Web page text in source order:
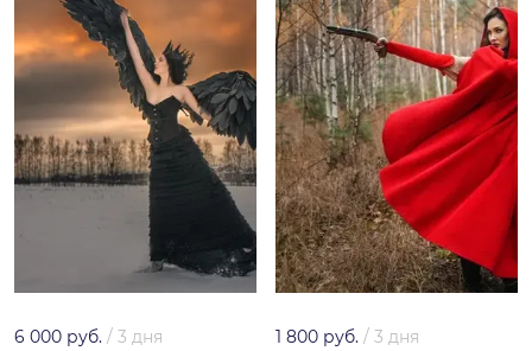
6 000 руб. / 3 дня
1 800 руб. / 3 дня